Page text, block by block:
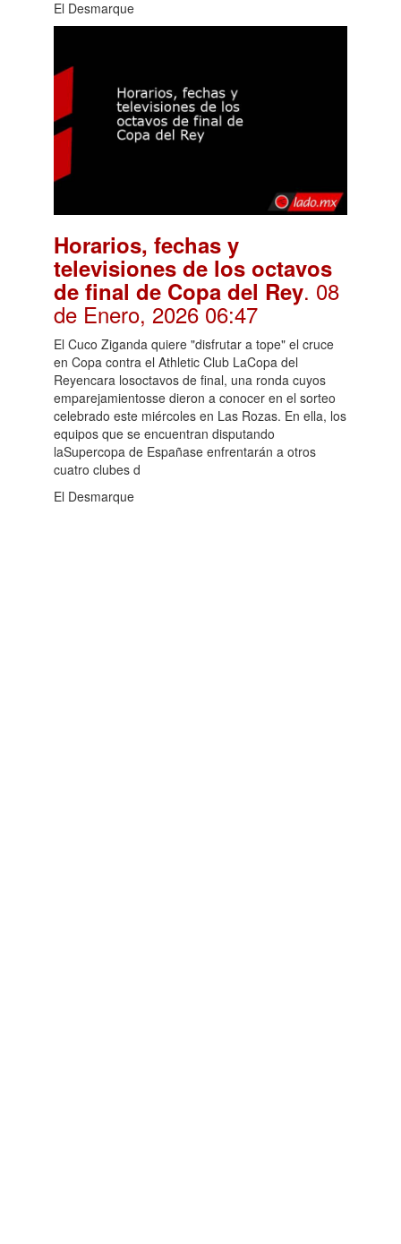
El Desmarque
Horarios, fechas y
televisiones de los octavos
de final de Copa del Rey. 08
de Enero, 2026 06:47
El Cuco Ziganda quiere "disfrutar a tope" el cruce
en Copa contra el Athletic Club LaCopa del
Reyencara losoctavos de final, una ronda cuyos
emparejamientosse dieron a conocer en el sorteo
celebrado este miércoles en Las Rozas. En ella, los
equipos que se encuentran disputando
laSupercopa de Españase enfrentarán a otros
cuatro clubes d
El Desmarque